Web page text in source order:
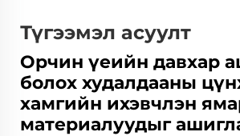
Түгээмэл асуулт
Орчин үеийн давхар
болох худалдааны
хамгийн ихэвчлэн
материалуудыг